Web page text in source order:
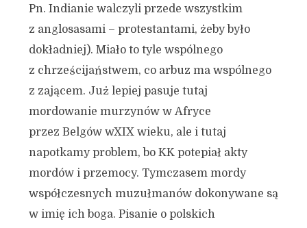
Pn. Indianie walczyli przede wszystkim
z anglosasami – protestantami, żeby było
dokładniej). Miało to tyle wspólnego
z chrześcijaństwem, co arbuz ma wspólnego
z zającem. Już lepiej pasuje tutaj
mordowanie murzynów w Afryce
przez Belgów wXIX wieku, ale i tutaj
napotkamy problem, bo KK potepiał akty
mordów i przemocy. Tymczasem mordy
współczesnych muzułmanów dokonywane są
w imię ich boga. Pisanie o polskich